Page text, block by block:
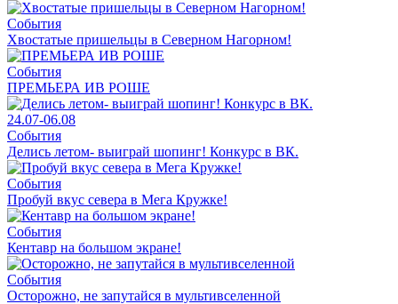
События
Хвостатые пришельцы в Северном Нагорном!
События
ПРЕМЬЕРА ИВ РОШЕ
24.07-06.08
События
Делись летом- выиграй шопинг! Конкурс в ВК.
События
Пробуй вкус севера в Мега Кружке!
События
Кентавр на большом экране!
События
Осторожно, не запутайся в мультивселенной